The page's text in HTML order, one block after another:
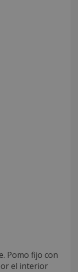
Pomo fijo con
el interior